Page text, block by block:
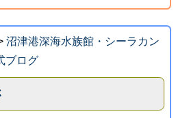
沼津港深海水族館・シーラカン
ブログ